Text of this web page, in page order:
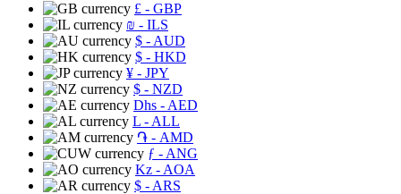
£ - GBP
₪ - ILS
$ - AUD
$ - HKD
¥ - JPY
$ - NZD
Dhs - AED
L - ALL
֏ - AMD
ƒ - ANG
Kz - AOA
$ - ARS